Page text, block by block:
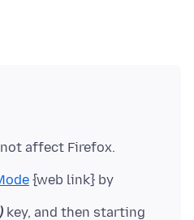
{web link} by
key, and then starting